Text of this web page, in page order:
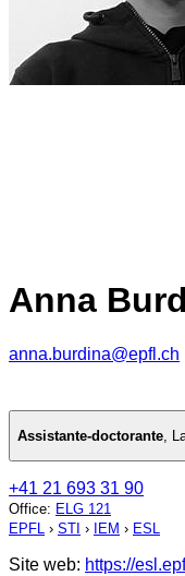
Anna
anna.burdina@epfl.ch
Assistante-doctorante,
+41 21 693 31 90
Office: ELG 121
EPFL › STI › IEM › ESL
Site web: https://